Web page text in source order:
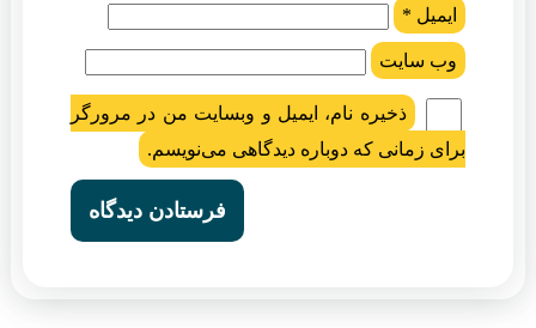
ایمیل *
وب‌ سایت
ذخیره نام، ایمیل و وبسایت من در مرورگر
برای زمانی که دوباره دیدگاهی می‌نویسم.